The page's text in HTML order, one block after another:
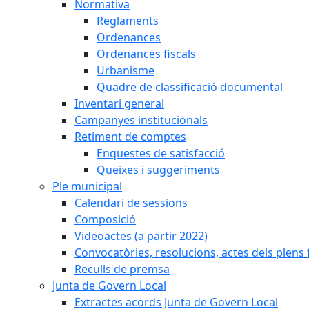
Normativa
Reglaments
Ordenances
Ordenances fiscals
Urbanisme
Quadre de classificació documental
Inventari general
Campanyes institucionals
Retiment de comptes
Enquestes de satisfacció
Queixes i suggeriments
Ple municipal
Calendari de sessions
Composició
Videoactes (a partir 2022)
Convocatòries, resolucions, actes dels plens
Reculls de premsa
Junta de Govern Local
Extractes acords Junta de Govern Local